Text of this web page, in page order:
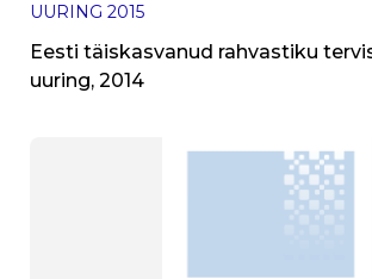
UURING 2015
Eesti täiskasvanud rahvastiku
uuring, 2014